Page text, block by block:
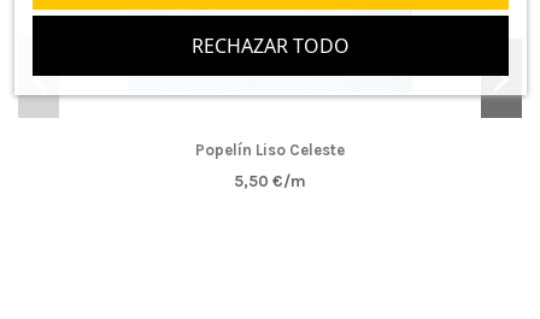
Popelín Liso Celeste
5,50 €/m
RECHAZAR TODO